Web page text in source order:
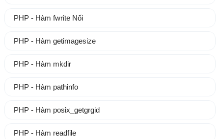
PHP - Hàm fwrite Nối
PHP - Hàm getimagesize
PHP - Hàm mkdir
PHP - Hàm pathinfo
PHP - Hàm posix_getgrgid
PHP - Hàm readfile